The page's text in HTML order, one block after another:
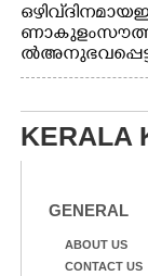
ഒഴിവ് ദിനമായ
ണാകുളം
ൽ
ക്കുരുക്ക്
KERALA
GENERAL
ABOUT US
CONTACT US